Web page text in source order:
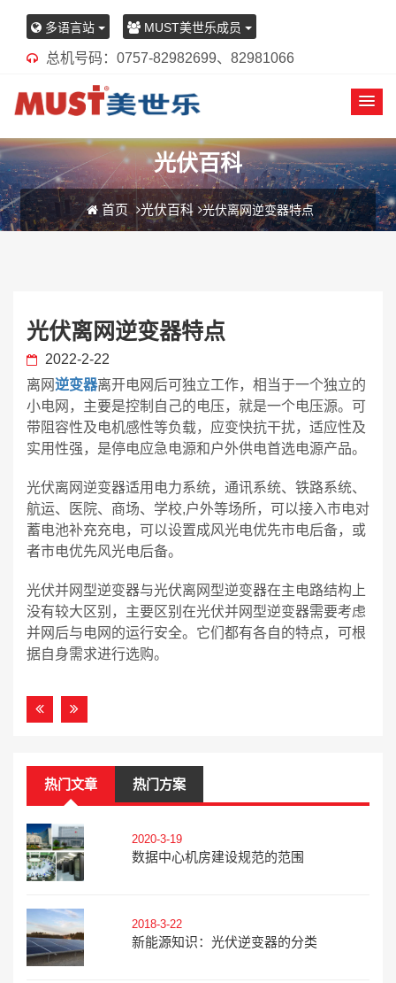
多语言站 MUST美世乐成员
总机号码：0757-82982699、82981066
光伏百科
首页 光伏百科 光伏离网逆变器特点
光伏离网逆变器特点
2022-2-22
离网逆变器离开电网后可独立工作，相当于一个独立的
小电网，主要是控制自己的电压，就是一个电压源。可
带阻容性及电机感性等负载，应变快抗干扰，适应性及
实用性强，是停电应急电源和户外供电首选电源产品。
光伏离网逆变器适用电力系统，通讯系统、铁路系统、
航运、医院、商场、学校,户外等场所，可以接入市电对
蓄电池补充充电，可以设置成风光电优先市电后备，或
者市电优先风光电后备。
光伏并网型逆变器与光伏离网型逆变器在主电路结构上
没有较大区别，主要区别在光伏并网型逆变器需要考虑
并网后与电网的运行安全。它们都有各自的特点，可根
据自身需求进行选购。
热门文章 热门方案
2020-3-19
数据中心机房建设规范的范围
2018-3-22
新能源知识：光伏逆变器的分类